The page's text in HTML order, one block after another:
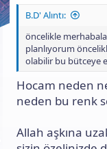
B.D' Alıntı:
öncelikle
planlıyorum
olabilir bu bütceye
Hocam neden
neden bu renk
Allah aşkına